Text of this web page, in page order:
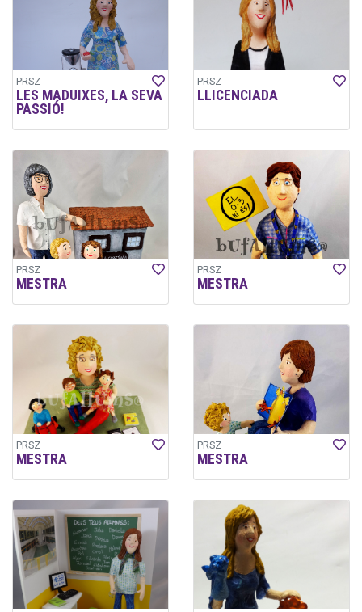
PRSZ
LES MADUIXES, LA SEVA
PASSIÓ!
PRSZ
LLICENCIADA
PRSZ
MESTRA
PRSZ
MESTRA
PRSZ
MESTRA
PRSZ
MESTRA